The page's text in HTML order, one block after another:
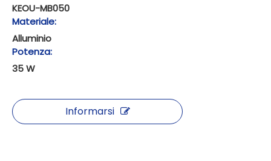
KEOU-MB050
Materiale:
Alluminio
Potenza:
35 W
Informarsi